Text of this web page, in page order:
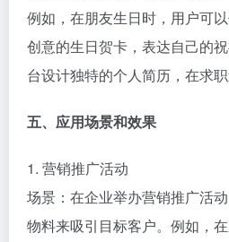
例如，在朋友生日时，用户可
创意的生日贺卡，表达自己的
台设计独特的个人简历，在求职
五、应用场景和效果
1. 营销推广活动
场景：在企业举办营销推广活
物料来吸引目标客户。例如，